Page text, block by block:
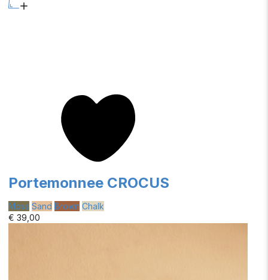
Portemonnee CROCUS
Moss Sand Brown Chalk
€ 39,00